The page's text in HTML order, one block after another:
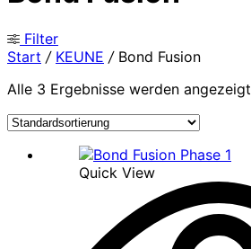
Filter
Start / KEUNE /Bond Fusion
Alle 3 Ergebnisse werden angezeigt
Quick View